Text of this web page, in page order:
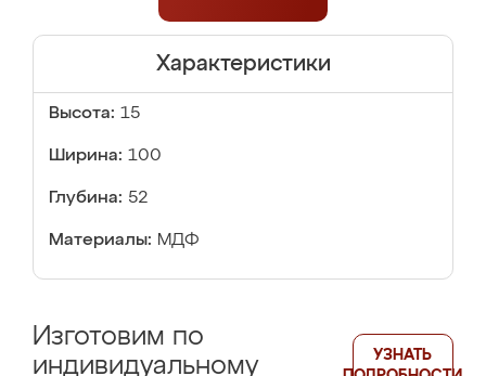
Характеристики
Высота: 15
Ширина: 100
Глубина: 52
Материалы: МДФ
Изготовим по
индивидуальному
УЗНАТЬ